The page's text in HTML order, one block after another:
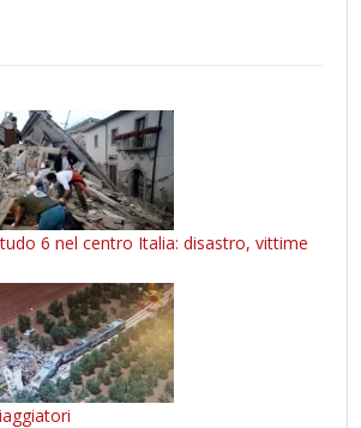
6 nel centro Italia: disastro, vittime